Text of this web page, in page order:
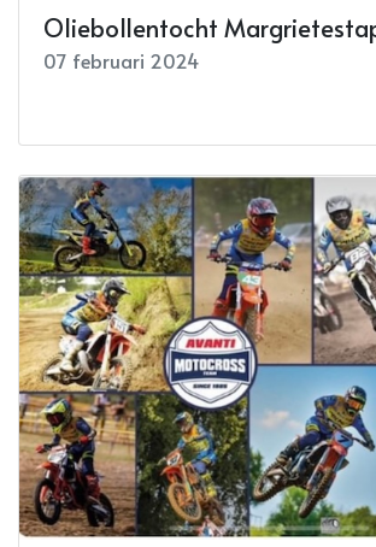
Oliebollentocht
07 februari 2024